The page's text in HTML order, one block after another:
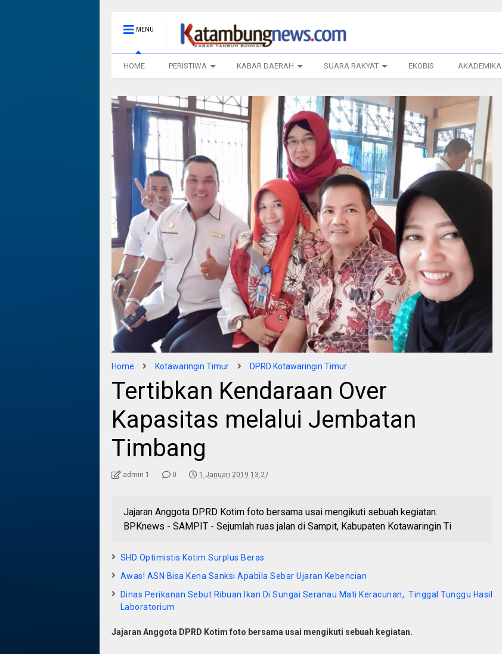
MENU
HOME PERISTIWA KABAR DAERAH SUARA RAKYAT EKOBIS AKADEMIKA
Home Kotawaringin Timur DPRD Kotawaringin Timur
Tertibkan Kendaraan Over
Kapasitas melalui Jembatan
Timbang
admin 1 0 1 Januari 2019 13:27
Jajaran Anggota DPRD Kotim foto bersama usai mengikuti sebuah kegiatan.
BPKnews - SAMPIT - Sejumlah ruas jalan di Sampit, Kabupaten Kotawaringin Ti
SHD Optimistis Kotim Surplus Beras
Awas! ASN Bisa Kena Sanksi Apabila Sebar Ujaran Kebencian
Dinas Perikanan Sebut Ribuan Ikan Di Sungai Seranau Mati Keracunan, Tinggal Tunggu Hasil
Laboratorium
Jajaran Anggota DPRD Kotim foto bersama usai mengikuti sebuah kegiatan.